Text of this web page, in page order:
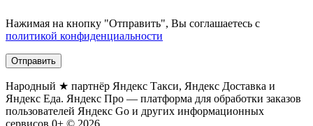
Нажимая на кнопку "Отправить", Вы соглашаетесь с
политикой конфиденциальности
Народный ★ партнёр Яндекс Такси, Яндекс Доставка и
Яндекс Еда. Яндекс Про — платформа для обработки заказов
пользователей Яндекс Go и других информационных